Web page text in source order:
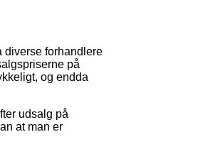
diverse forhandlere
på
og endda
udsalg på
at man er